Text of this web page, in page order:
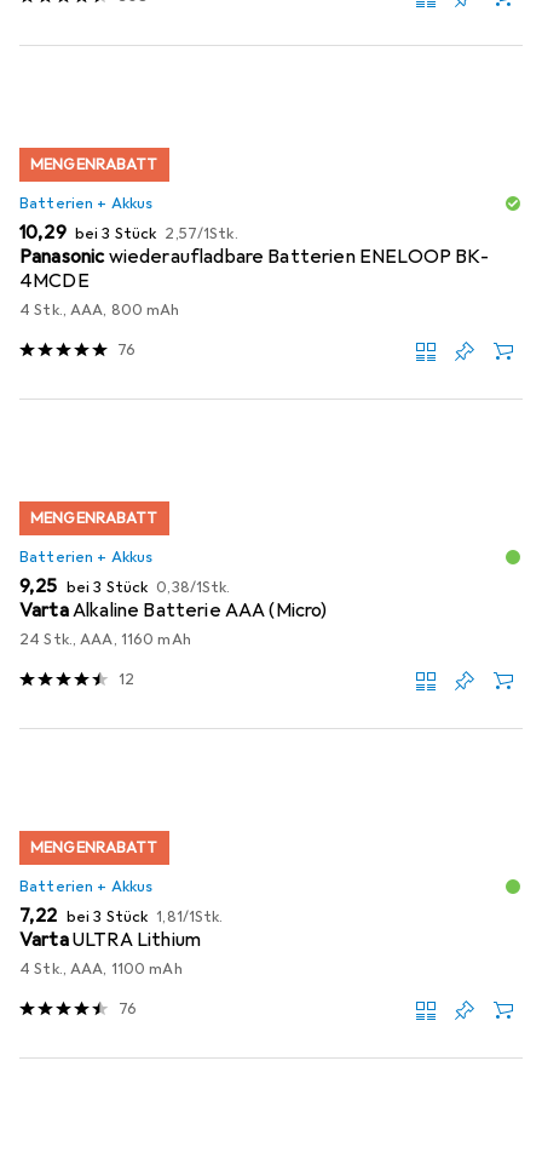
MENGENRABATT
Batterien + Akkus
EUR
10,29 bei 3 Stück EUR
2,57/1Stk.
Panasonicwiederaufladbare Batterien ENELOOP BK-
4MCDE
4 Stk., AAA, 800 mAh
76
MENGENRABATT
Batterien + Akkus
EUR
9,25 bei 3 Stück EUR
0,38/1Stk.
VartaAlkaline Batterie AAA (Micro)
24 Stk., AAA, 1160 mAh
12
MENGENRABATT
Batterien + Akkus
EUR
7,22 bei 3 Stück EUR
1,81/1Stk.
VartaULTRA Lithium
4 Stk., AAA, 1100 mAh
76